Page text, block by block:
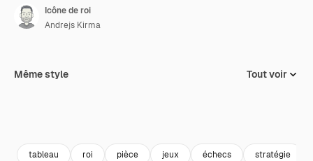
Icône de roi
Andrejs Kirma
Même style Tout voir
tableau roi pièce jeux échecs stratégie